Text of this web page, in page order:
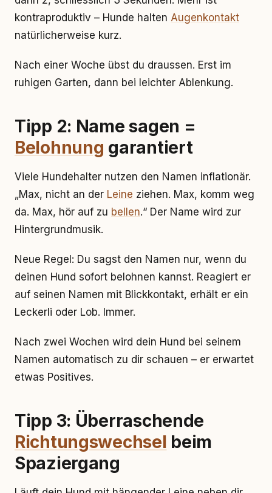
kontraproduktiv – Hunde halten Augenkontakt
natürlicherweise kurz.
Nach einer Woche übst du draussen. Erst im
ruhigen Garten, dann bei leichter Ablenkung.
Tipp 2: Name sagen =
Belohnung garantiert
Viele Hundehalter nutzen den Namen inflationär.
„Max, nicht an der Leine ziehen. Max, komm weg
da. Max, hör auf zu bellen.“ Der Name wird zur
Hintergrundmusik.
Neue Regel: Du sagst den Namen nur, wenn du
deinen Hund sofort belohnen kannst. Reagiert er
auf seinen Namen mit Blickkontakt, erhält er ein
Leckerli oder Lob. Immer.
Nach zwei Wochen wird dein Hund bei seinem
Namen automatisch zu dir schauen – er erwartet
etwas Positives.
Tipp 3: Überraschende
Richtungswechsel beim
Spaziergang